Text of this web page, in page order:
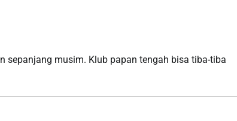
sepanjang musim. Klub papan tengah bisa tiba-tiba